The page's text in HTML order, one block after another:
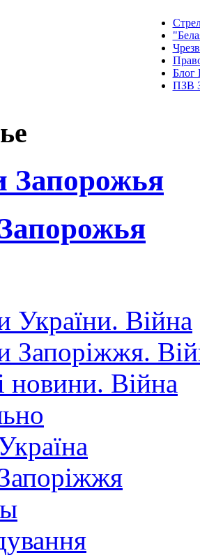
Блог
ПЗВ
Запорожья
України. Війна
Запоріжжя.
новини. Війна